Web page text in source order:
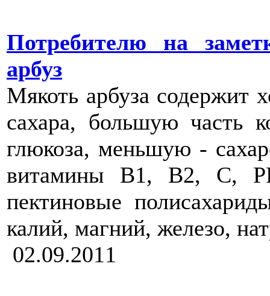
Потребителю на
арбуз
Мякоть арбуза содержит
сахара, большую часть
глюкоза, меньшую -
витамины B1, B2, С,
пектиновые
калий, магний, железо,
02.09.2011